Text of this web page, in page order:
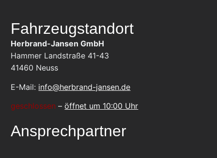
Fahrzeugstandort
Herbrand-Jansen GmbH
Hammer Landstraße 41-43
41460 Neuss
E-Mail: info@herbrand-jansen.de
geschlossen –öffnet um 10:00 Uhr
Ansprechpartner